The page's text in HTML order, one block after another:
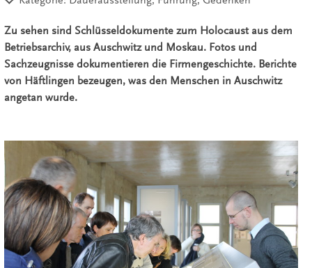
Zu sehen sind Schlüsseldokumente zum Holocaust aus dem
Betriebsarchiv, aus Auschwitz und Moskau. Fotos und
Sachzeugnisse dokumentieren die Firmengeschichte. Berichte
von Häftlingen bezeugen, was den Menschen in Auschwitz
angetan wurde.